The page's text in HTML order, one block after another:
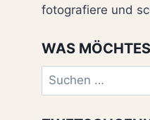
fotografiere und
WAS
Suchen
nach: